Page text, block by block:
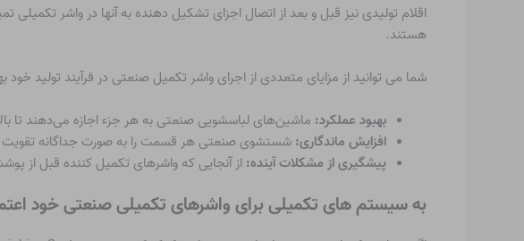
اقلام تولیدی نیز قبل و بعد از اتصال اجزای تشکیل دهنده به آنها در واشر
هستند.
شما می توانید از مزایای متعددی از اجرای واشر تکمیل صنعتی در فرآیند تولید خود
بهبود عملکرد: ماشین‌های لباسشویی صنعتی به هر جزء اجازه می‌دهند تا
افزایش ماندگاری:شستشوی صنعتی هر قسمت را به صورت جداگانه تقویت
پیشگیری از مشکلات آینده: از آنجایی که واشرهای تکمیل کننده قبل از
به سیستم های تکمیلی برای واشرهای تکمیلی صنعتی خود